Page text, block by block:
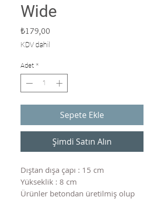
Wide
₺179,00
KDV dahil
Adet *
Sepete Ekle
Şimdi Satın Alın
Dıştan dışa çapı : 15 cm
Yükseklik : 8 cm
Ürünler betondan üretilmiş olup